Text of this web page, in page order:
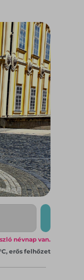
névnap van.
erős felhőzet